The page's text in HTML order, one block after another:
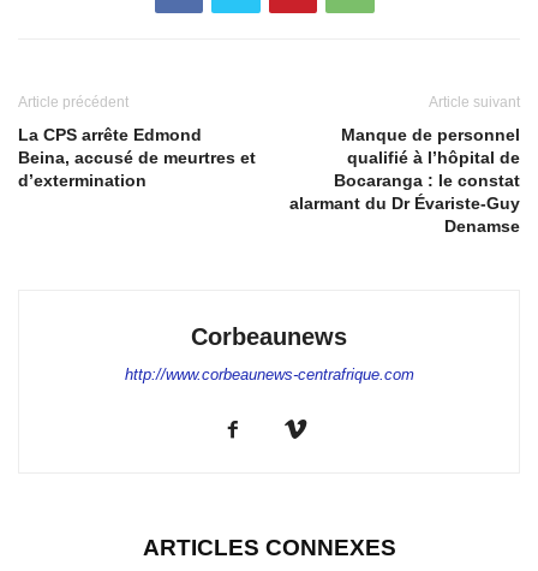
Article précédent
La CPS arrête Edmond
Beina, accusé de meurtres et
d’extermination
Article suivant
Manque de personnel
qualifié à l’hôpital de
Bocaranga : le constat
alarmant du Dr Évariste-Guy
Denamse
Corbeaunews
http://www.corbeaunews-centrafrique.com
ARTICLES CONNEXES